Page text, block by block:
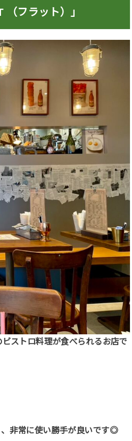
フラット）」
ストロ料理が食べられるお店で
非常に使い勝手が良いです◎